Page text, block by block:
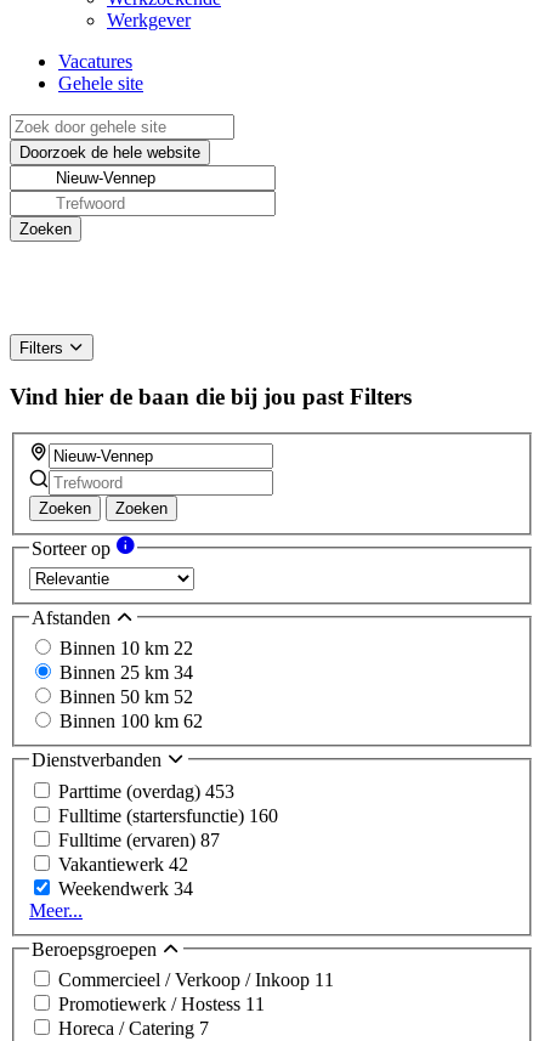
Werkgever
Vacatures
Gehele site
Filters
Vind hier de baan die bij jou past Filters
Zoeken Zoeken
Sorteer op
Afstanden
Binnen 10 km 22
Binnen 25 km 34
Binnen 50 km 52
Binnen 100 km 62
Dienstverbanden
Parttime (overdag) 453
Fulltime (startersfunctie) 160
Fulltime (ervaren) 87
Vakantiewerk 42
Weekendwerk 34
Meer...
Beroepsgroepen
Commercieel / Verkoop / Inkoop 11
Promotiewerk / Hostess 11
Horeca / Catering 7